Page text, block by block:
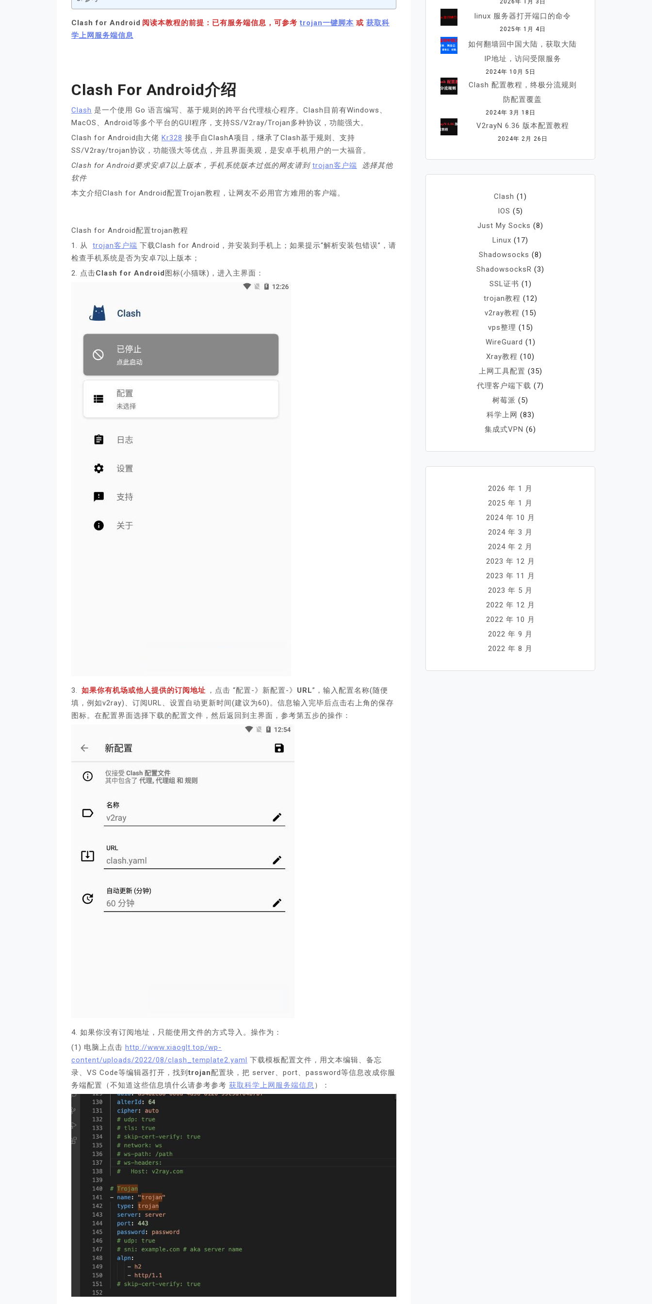
Clash for Android 阅读本教程的前提：已有服务端信息，可参考 trojan一键脚本 或 获取科
学上网服务端信息
Clash For Android介绍
Clash 是一个使用 Go 语言编写、基于规则的跨平台代理核心程序。Clash目前有Windows、
MacOS、Android等多个平台的GUI程序，支持SS/V2ray/Trojan多种协议，功能强大。
Clash for Android由大佬 Kr328 接手自ClashA项目，继承了Clash基于规则、支持
SS/V2ray/trojan协议，功能强大等优点，并且界面美观，是安卓手机用户的一大福音。
Clash for Android要求安卓7以上版本，手机系统版本过低的网友请到 trojan客户端
选择其他
软件
本文介绍Clash for Android配置Trojan教程，让网友不必用官方难用的客户端。
Clash for Android配置trojan教程
1. 从 trojan客户端 下载Clash for Android，并安装到手机上；如果提示“解析安装包错误”，请
检查手机系统是否为安卓7以上版本；
2. 点击Clash for Android图标(小猫咪)，进入主界面：
3. 如果你有机场或他人提供的订阅地址 ，点击 “配置-》新配置-》 URL”，输入配置名称(随便
填，例如v2ray)、订阅URL、设置自动更新时间(建议为60)。信息输入完毕后点击右上角的保存
图标。在配置界面选择下载的配置文件，然后返回到主界面，参考第五步的操作：
4. 如果你没有订阅地址，只能使用文件的方式导入。操作为：
(1) 电脑上点击 http://www.xiaoglt.top/wp-
content/uploads/2022/08/clash_template2.yaml 下载模板配置文件，用文本编辑、备忘
录、VS Code等编辑器打开，找到trojan配置块，把 server、port、password等信息改成你服
务端配置（不知道这些信息填什么请参考参考 获取科学上网服务端信息 ）：
linux 服务器打开端口的命令
2025年 1月 4日
如何翻墙回中国大陆，获取大陆
IP地址，访问受限服务
2024年 10月 5日
Clash 配置教程，终极分流规则
防配置覆盖
2024年 3月 18日
V2rayN 6.36 版本配置教程
2024年 2月 26日
Clash (1)
IOS (5)
Just My Socks (8)
Linux (17)
Shadowsocks (8)
ShadowsocksR (3)
SSL证书 (1)
trojan教程 (12)
v2ray教程 (15)
vps整理 (15)
WireGuard (1)
Xray教程 (10)
上网工具配置 (35)
代理客户端下载 (7)
树莓派 (5)
科学上网 (83)
集成式VPN (6)
2026 年 1 月
2025 年 1 月
2024 年 10 月
2024 年 3 月
2024 年 2 月
2023 年 12 月
2023 年 11 月
2023 年 5 月
2022 年 12 月
2022 年 10 月
2022 年 9 月
2022 年 8 月